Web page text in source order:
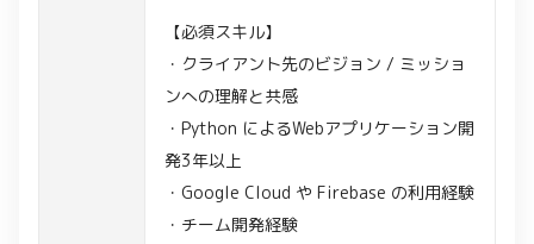
【必須スキル】
・クライアント先のビジョン / ミッショ
ンへの理解と共感
・Python によるWebアプリケーション開
発3年以上
・Google Cloud や Firebase の利用経験
・チーム開発経験